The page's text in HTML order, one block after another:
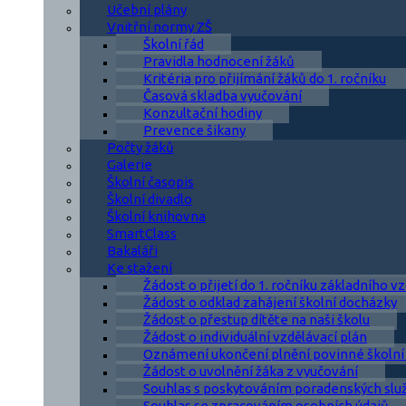
Učební plány
Vnitřní normy ZŠ
Školní řád
Pravidla hodnocení žáků
Kritéria pro přijímání žáků do 1. ročníku
Časová skladba vyučování
Konzultační hodiny
Prevence šikany
Počty žáků
Galerie
Školní časopis
Školní divadlo
Školní knihovna
SmartClass
Bakaláři
Ke stažení
Žádost o přijetí do 1. ročníku základního
Žádost o odklad zahájení školní docházky
Žádost o přestup dítěte na naši školu
Žádost o individuální vzdělávací plán
Oznámení ukončení plnění povinné školní
Žádost o uvolnění žáka z vyučování
Souhlas s poskytováním poradenských